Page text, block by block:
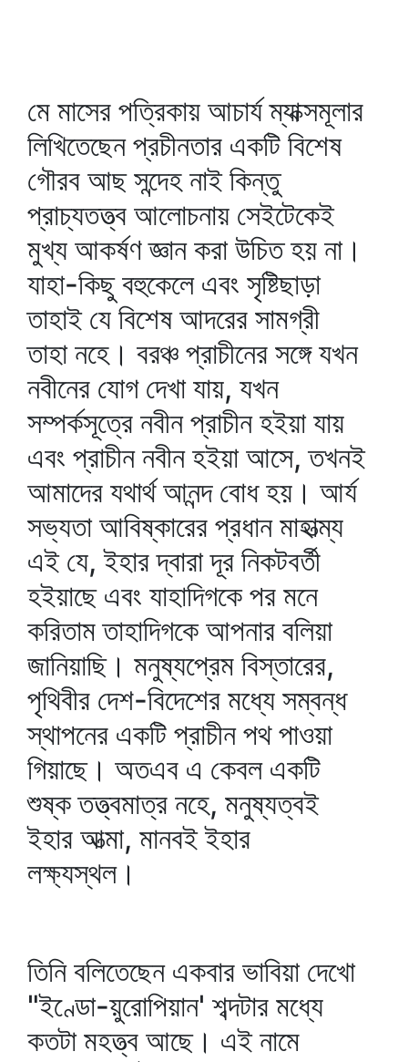
মে মাসের পত্রিকায় আচার্য ম্যাক্সমূলার
লিখিতেছেন প্রচীনতার একটি বিশেষ
গৌরব আছ সন্দেহ নাই কিন্তু
প্রাচ্যতত্ত্ব আলোচনায় সেইটেকেই
মুখ্য আকর্ষণ জ্ঞান করা উচিত হয় না।
যাহা-কিছু বহুকেলে এবং সৃষ্টিছাড়া
তাহাই যে বিশেষ আদরের সামগ্রী
তাহা নহে। বরঞ্চ প্রাচীনের সঙ্গে যখন
নবীনের যোগ দেখা যায়, যখন
সম্পর্কসূত্রে নবীন প্রাচীন হইয়া যায়
এবং প্রাচীন নবীন হইয়া আসে, তখনই
আমাদের যথার্থ আনন্দ বোধ হয়। আর্য
সভ্যতা আবিষ্কারের প্রধান মাহাত্ম্য
এই যে, ইহার দ্বারা দূর নিকটবর্তী
হইয়াছে এবং যাহাদিগকে পর মনে
করিতাম তাহাদিগকে আপনার বলিয়া
জানিয়াছি। মনুষ্যপ্রেম বিস্তারের,
পৃথিবীর দেশ-বিদেশের মধ্যে সম্বন্ধ
স্থাপনের একটি প্রাচীন পথ পাওয়া
গিয়াছে। অতএব এ কেবল একটি
শুষ্ক তত্ত্বমাত্র নহে, মনুষ্যত্বই
ইহার আত্মা, মানবই ইহার
লক্ষ্যস্থল।
তিনি বলিতেছেন একবার ভাবিয়া দেখো
"ইণ্ডো-য়ুরোপিয়ান' শব্দটার মধ্যে
কতটা মহত্ত্ব আছে। এই নামে